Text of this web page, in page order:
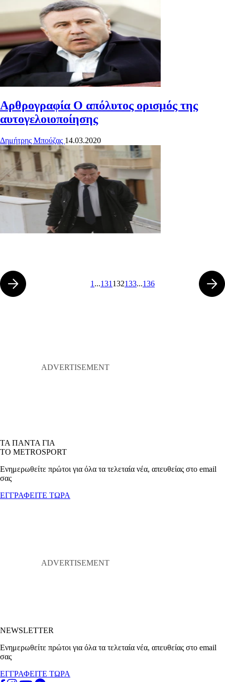
Αρθρογραφία Ο απόλυτος ορισμός της
αυτογελοιοποίησης
Δημήτρης Μπούζας 14.03.2020
1 ...131 132133...136
ΤΑ ΠΑΝΤΑ ΓΙΑ
ΤΟ METROSPORT
Ενημερωθείτε πρώτοι για όλα τα τελεταία νέα, απευθείας στο email
σας
ΕΓΓΡΑΦΕΙΤΕ ΤΩΡΑ
NEWSLETTER
Ενημερωθείτε πρώτοι για όλα τα τελεταία νέα, απευθείας στο email
σας
ΕΓΓΡΑΦΕΙΤΕ ΤΩΡΑ